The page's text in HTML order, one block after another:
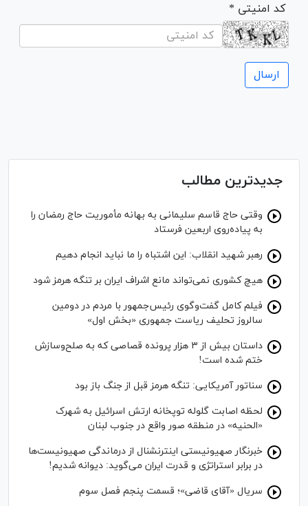
* کد امنیتی
جدیدترین مطالب
وقتی حاج قاسم سلیمانی به بهانه مأموریت حاج رمضان را
به پیاده‌روی اربعین فرستاد
رهبر شهید انقلاب: این اشتباه را ما نباید انجام دهیم
هیچ کشوری نمی‌تواند مانع اشراف ایران بر تنگه هرمز شود
فیلم کامل گفت‌وگوی رئیس‌جمهور با مردم در دومین
سالروز تحلیف ریاست جمهوری «بخش اول»
داستان بیش از ۳ هزار پرونده قصاصی که به صلح‌وسازش
ختم شده است!
سناتور آمریکایی: تنگه هرمز قبل از جنگ باز بود
لحظه اصابت گلوله توپخانه ارتش اسرائیل به شهرک
«الحنیه» در منطقه صور واقع در جنوب لبنان
خبرنگار صهیونیستی اینترنشنال از درماندگی صهیونیست‌ها
در برابر استراتژی و قدرت ایران می‌گوید: دیوانه شدیم!
سریال «آقای قاضی»؛ قسمت پنجم فصل سوم